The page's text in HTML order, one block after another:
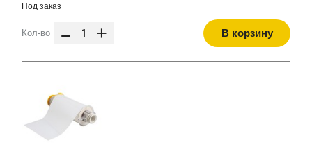
Под заказ
Кол-во - + В корзину